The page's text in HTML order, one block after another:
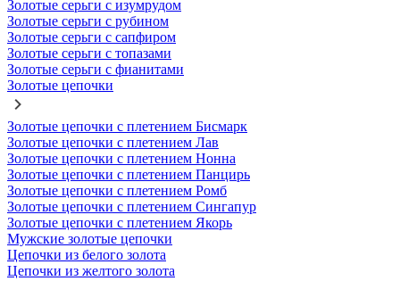
Золотые серьги с изумрудом
Золотые серьги с рубином
Золотые серьги с сапфиром
Золотые серьги с топазами
Золотые серьги с фианитами
Золотые цепочки
Золотые цепочки с плетением Бисмарк
Золотые цепочки с плетением Лав
Золотые цепочки с плетением Нонна
Золотые цепочки с плетением Панцирь
Золотые цепочки с плетением Ромб
Золотые цепочки с плетением Сингапур
Золотые цепочки с плетением Якорь
Мужские золотые цепочки
Цепочки из белого золота
Цепочки из желтого золота